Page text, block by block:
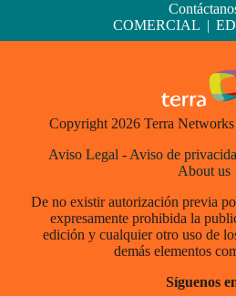
COMERCIAL |
Copyright 2026 Terra
Aviso Legal - Aviso de
About us
De no existir autorización previa
expresamente prohibida la
edición y cualquier otro uso de
demás elementos
Síguenos